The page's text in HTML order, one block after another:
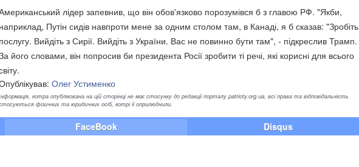
лідер запевнив, що він обов'язково порозумівся б з главою РФ. "Якби,
наприклад, Путін сидів навпроти мене за одним столом там, в Канаді, я б сказав: "Зробіть
послугу. Вийдіть з Сирії. Вийдіть з України. Вас не повинно бути там", - підкреслив Трамп.
його словами, він попросив би президента Росії зробити ті речі, які корисні для всього
Олег Устименко
котра опублікована на цій сторінці не має стосунку до редакції порталу patrioty.org.ua, всі права та відповідальність
фізичних та юридичних осіб, котрі її оприлюднили.
FaceBook Disqus